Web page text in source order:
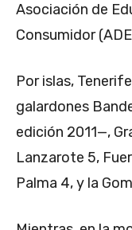
Asociación de
Consumidor
Por islas,
galardones
edición 2011—,
Lanzarote 5,
Palma 4, y la